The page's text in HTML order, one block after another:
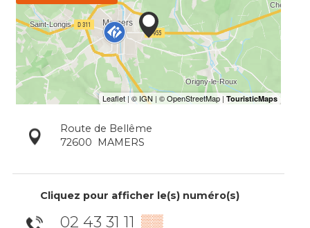
Route de Bellême
72600
MAMERS
Cliquez pour afficher le(s) numéro(s)
02 43 31 11 ▒▒